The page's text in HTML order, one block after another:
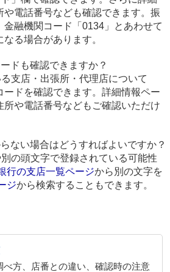
や電話番号なども確認できます。振
金融機関コード「0134」とあわせて
る場合があります。
ドも確認できますか？
支店・出張所・代理店について
ードを確認できます。詳細情報ペー
所や電話番号などもご確認いただけ
ない場合はどうすればよいですか？
の頭文字で登録されている可能性
行の支店一覧ページから別の文字を
ジから検索することもできます。
べ方、店番との違い、確認時の注意